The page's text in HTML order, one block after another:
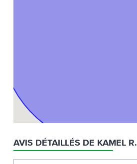
AVIS DÉTAILLÉS DE KAMEL R.